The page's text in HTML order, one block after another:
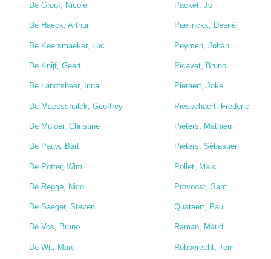
De Groof, Nicole
De Haeck, Arthur
De Keersmaeker, Luc
De Knijf, Geert
De Landtsheer, Irina
De Maesschalck, Geoffrey
De Mulder, Christine
De Pauw, Bart
De Potter, Wim
De Regge, Nico
De Saeger, Steven
De Vos, Bruno
De Wit, Marc
Packet, Jo
Paelinckx, Desiré
Peymen, Johan
Picavet, Bruno
Pieraert, Joke
Piesschaert, Frederic
Pieters, Mathieu
Pieters, Sébastien
Pollet, Marc
Provoost, Sam
Quataert, Paul
Raman, Maud
Robberecht, Tom